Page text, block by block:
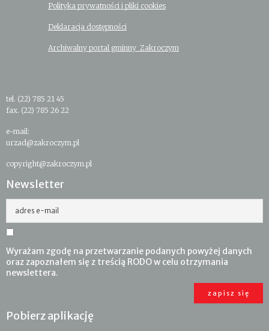
Polityka prywatności i pliki cookies
Deklaracja dostępności
Archiwalny portal gminny Zakroczym
tel. (22) 785 21 45
fax. (22) 785 26 22
e-mail:
urzad@zakroczym.pl
copyright@zakroczym.pl
Newsletter
adres e-mail
Wyrażam zgodę na przetwarzanie podanych powyżej danych
oraz zapoznałem się z treścią RODO w celu otrzymania
newslettera.
Pobierz aplikację